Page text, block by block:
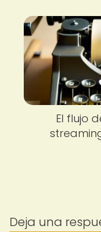
El flujo
Deja una